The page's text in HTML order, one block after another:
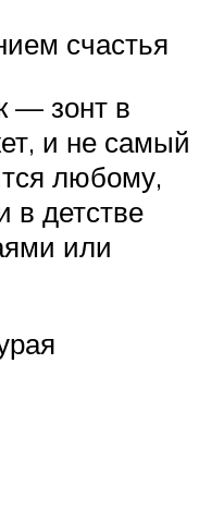
счастья
— зонт в
и не самый
любому,
в детстве
или